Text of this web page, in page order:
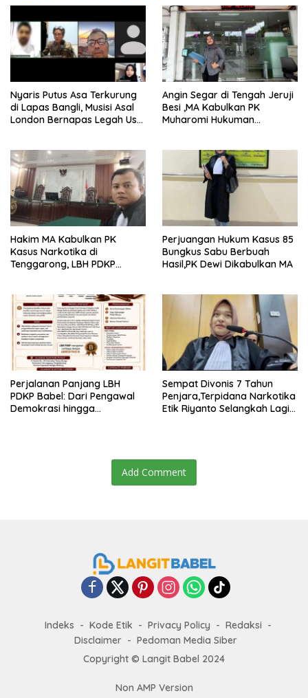
Nyaris Putus Asa Terkurung
di Lapas Bangli, Musisi Asal
London Bernapas Legah Usai
Angin Segar di Tengah Jeruji
Besi ,MA Kabulkan PK
Muharomi Hukuman
Hakim MA Kabulkan PK
Kasus Narkotika di
Tenggarong, LBH PDKP
Berkeadilan
Perjuangan Hukum Kasus 85
Bungkus Sabu Berbuah
Hasil,PK Dewi Dikabulkan MA
Perjalanan Panjang LBH
PDKP Babel: Dari Pengawal
Demokrasi hingga
Sempat Divonis 7 Tahun
Penjara,Terpidana Narkotika
Etik Riyanto Selangkah Lagi
Add Comment
Indeks Kode Etik Privacy Policy
Redaksi
Disclaimer
Pedoman Media Siber
Copyright © Langit Babel 2024
Non AMP Version